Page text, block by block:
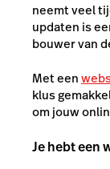
neemt veel
updaten is
bouwer van
Met een
klus
om jouw
Je hebt een